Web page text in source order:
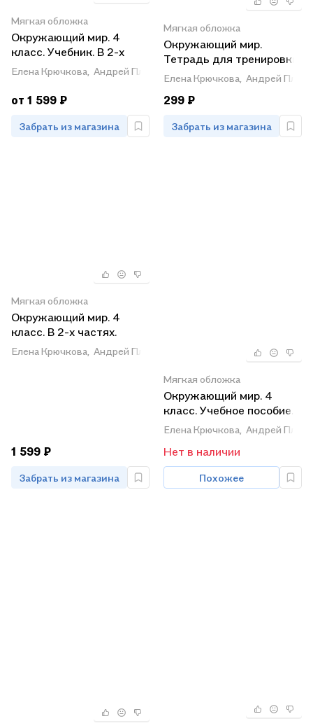
Мягкая обложка
Окружающий мир. 4
класс. Учебник. В 2-х
частях. Часть 1
Елена Крючкова, Андрей Плешаков
от 1 599 ₽
Забрать из магазина
Мягкая обложка
Окружающий мир.
Тетрадь для тренировки
и самопроверки: пособие
для учащихся 4 класса
общеобразовательных
организаций. В 2 частях.
Часть 1. 4-е издание
Елена Крючкова, Андрей
299 ₽
Забрать из магазина
Мягкая обложка
Окружающий мир. 4
класс. В 2-х частях.
Учебник для
общеобразовательных
Елена Крючкова, Андрей Плешаков
1 599 ₽
Забрать из магазина
Мягкая обложка
Окружающий мир. 4
класс. Учебное пособие.
В четырех частях. Часть
1 (для слабовидящих
обучающихся). ФГОС
2021
Елена Крючкова, Андрей
Нет в наличии
Похожее